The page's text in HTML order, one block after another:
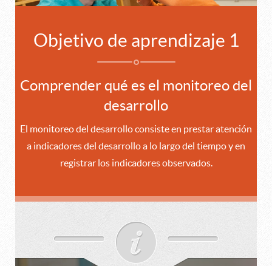
Objetivo de aprendizaje 1
Comprender qué es el monitoreo del
desarrollo
El monitoreo del desarrollo consiste en prestar atención
a indicadores del desarrollo a lo largo del tiempo y en
registrar los indicadores observados.